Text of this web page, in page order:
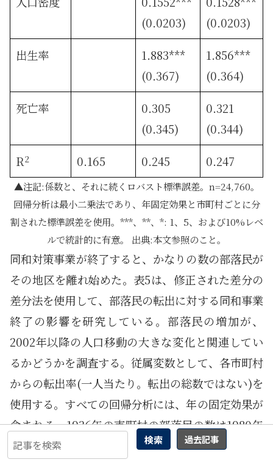
検索 過去記事
(0.0203)
(0.0203)
出生率
1.883***
(0.367)
1.856***
(0.364)
死亡率
0.305
(0.345)
0.321
(0.344)
R2 0.165 0.245 0.247
注記:係数と、それに続くロバスト標準誤差。n=24,760。
回帰分析は最小二乗法であり、年固定効果と市町村ごとに分
割された標準誤差を使用。***、**、*: 1、5、および10%レベ
ルで統計的に有意。 出典:本文参照のこと。
同和対策事業が終了すると、かなりの数の部落民が
その地区を離れ始めた。表5は、修正された差分の
差分法を使用して、部落民の転出に対する同和事業
終了の影響を研究している。部落民の増加が、
2002年以降の人口移動の大きな変化と関連してい
るかどうかを調査する。従属変数として、各市町村
からの転出率(一人当たり。転出の総数ではない)を
使用する。すべての回帰分析には、年の固定効果が
含まれる。1936年の市町村の部落民の数は1980年
から2010年の間変化しないため、市町村の固定効